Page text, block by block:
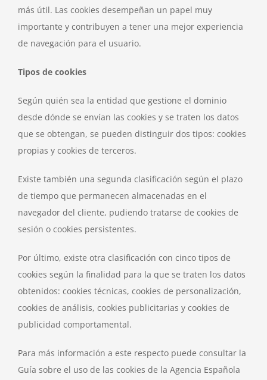
más útil. Las cookies desempeñan un papel muy
importante y contribuyen a tener una mejor experiencia
de navegación para el usuario.
Tipos de cookies
Según quién sea la entidad que gestione el dominio
desde dónde se envían las cookies y se traten los datos
que se obtengan, se pueden distinguir dos tipos: cookies
propias y cookies de terceros.
Existe también una segunda clasificación según el plazo
de tiempo que permanecen almacenadas en el
navegador del cliente, pudiendo tratarse de cookies de
sesión o cookies persistentes.
Por último, existe otra clasificación con cinco tipos de
cookies según la finalidad para la que se traten los datos
obtenidos: cookies técnicas, cookies de personalización,
cookies de análisis, cookies publicitarias y cookies de
publicidad comportamental.
Para más información a este respecto puede consultar la
Guía sobre el uso de las cookies de la Agencia Española